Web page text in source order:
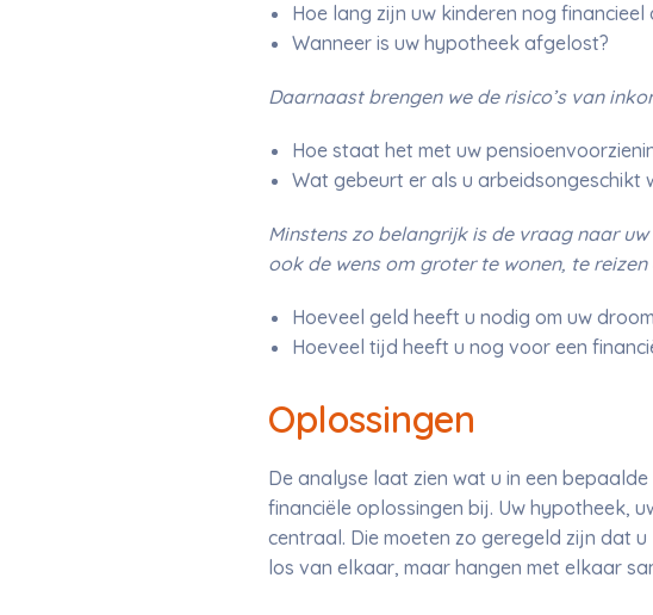
Hoe lang zijn uw kinderen nog
Wanneer is uw hypotheek afgelost?
Daarnaast brengen we de risico’s van
Hoe staat het met uw
Wat gebeurt er als u
Minstens zo belangrijk is de vraag naar
ook de wens om groter te wonen, te
Hoeveel geld heeft u nodig om uw
Hoeveel tijd heeft u nog voor een
Oplossingen
De analyse laat zien wat u in een
financiële oplossingen bij. Uw hypotheek,
centraal. Die moeten zo geregeld zijn dat
los van elkaar, maar hangen met elkaar